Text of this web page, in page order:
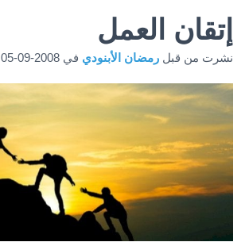
إتقان العمل
نشرت من قبل رمضان الأبنودي في 2008-09-05